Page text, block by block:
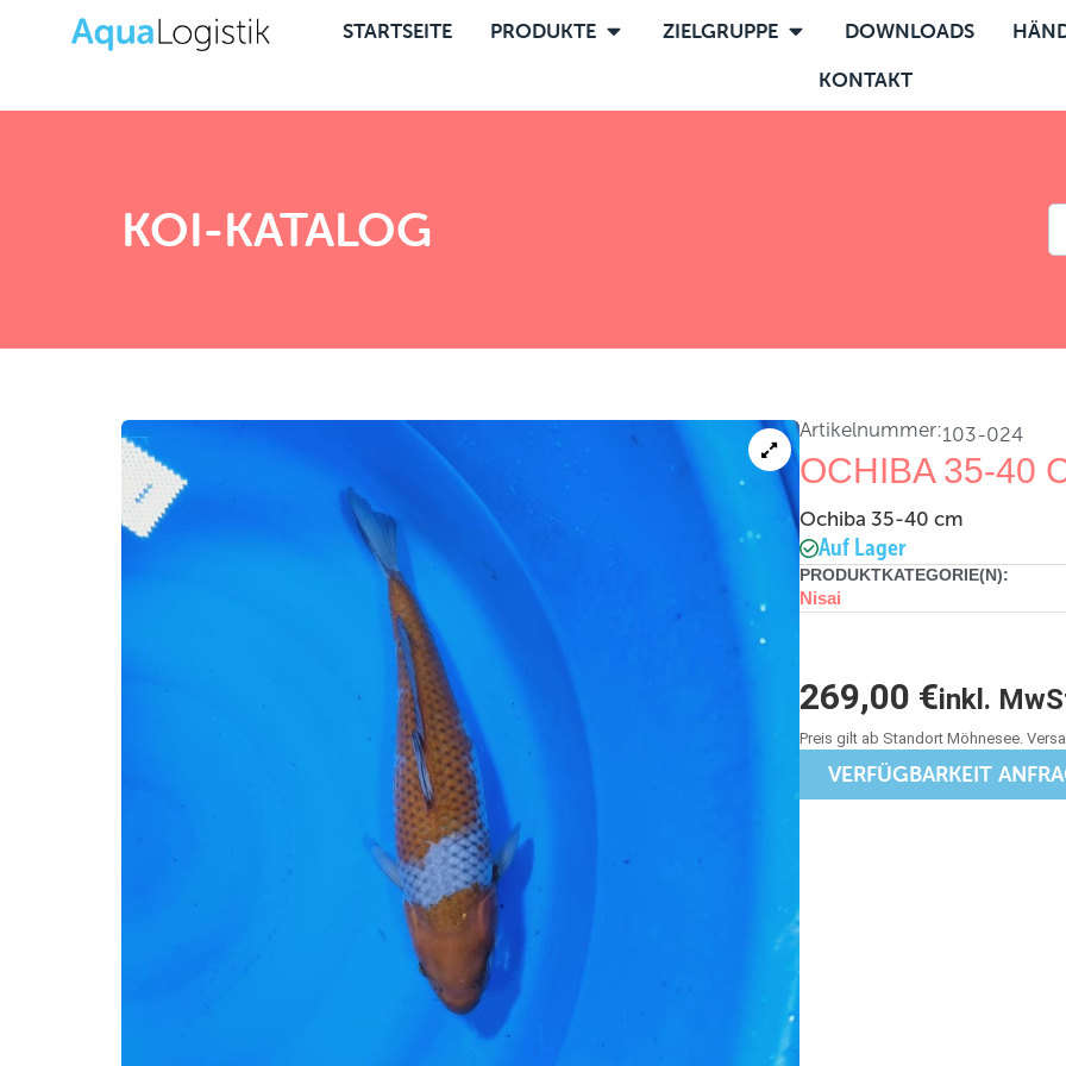
STARTSEITE PRODUKTE ZIELGRUPPE DOWNLOADS
KONTAKT
KOI-KATALOG
Artikelnummer:103-024
OCHIBA 35-40
Ochiba 35-40 cm
Auf Lager
PRODUKTKATEGORIE(N):
Nisai
269,00 €inkl.
VERFÜGBARKEIT